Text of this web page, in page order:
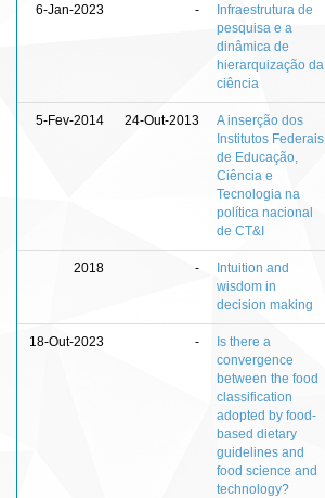
6-Jan-2023 -
Infraestrutura de
pesquisa e a
dinâmica de
hierarquização da
ciência
5-Fev-2014 24-Out-2013
A inserção dos
Institutos Federais
de Educação,
Ciência e
Tecnologia na
política nacional
de CT&I
2018 -
Intuition and
wisdom in
decision making
18-Out-2023 -
Is there a
convergence
between the food
classification
adopted by food-
based dietary
guidelines and
food science and
technology?